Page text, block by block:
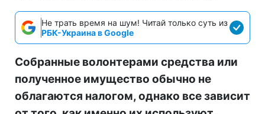
Не трать время на шум! Читай только суть из
РБК-Украина в Google
Собранные волонтерами средства или
полученное имущество обычно не
облагаются налогом, однако все зависит